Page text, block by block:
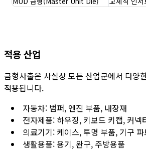
적용 산업
금형사출은 사실상 모든 산업군에서 다양
적용됩니다.
자동차: 범퍼, 엔진 부품, 내장재
전자제품: 하우징, 키보드 키캡, 커넥
의료기기: 케이스, 투명 부품, 기구 파
생활용품: 용기, 완구, 주방용품